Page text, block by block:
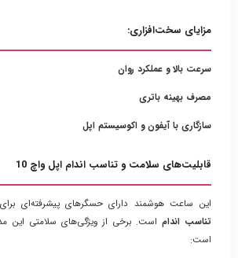
مزایای سخت‌افزاری:
سرعت بالا و عملکرد روان
مصرف بهینه باتری
سازگاری با آیفون و اکوسیستم اپل
قابلیت‌های سلامت و تناسب اندام اپل واچ 10
این ساعت هوشمند دارای حسگرهای پیشرفته‌ای برای
تناسب انداماست. برخی از ویژگی‌های سلامتی این
است: